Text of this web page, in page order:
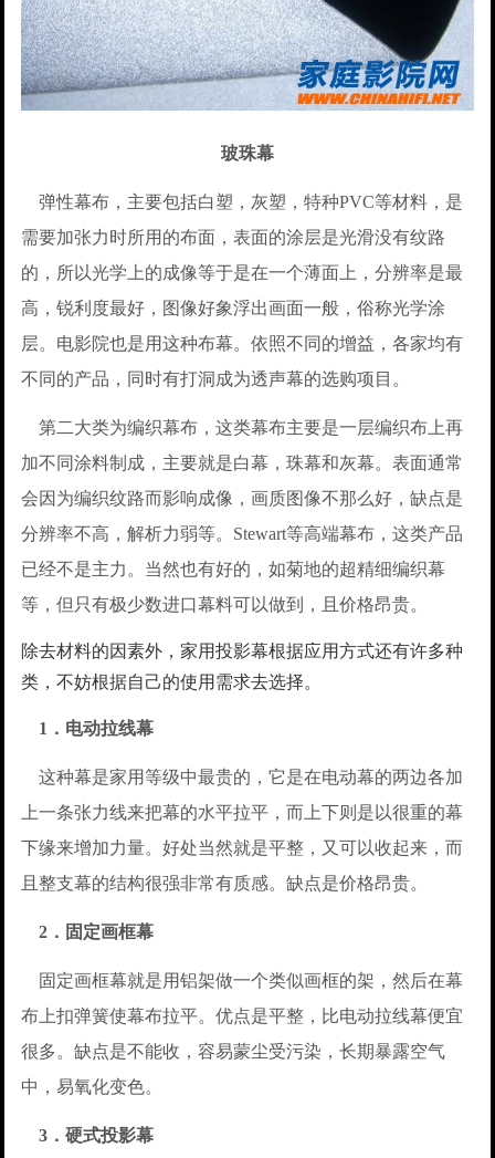
玻珠幕
弹性幕布，主要包括白塑，灰塑，特种PVC等材料，是
需要加张力时所用的布面，表面的涂层是光滑没有纹路
的，所以光学上的成像等于是在一个薄面上，分辨率是最
高，锐利度最好，图像好象浮出画面一般，俗称光学涂
层。电影院也是用这种布幕。依照不同的增益，各家均有
不同的产品，同时有打洞成为透声幕的选购项目。
第二大类为编织幕布，这类幕布主要是一层编织布上再
加不同涂料制成，主要就是白幕，珠幕和灰幕。表面通常
会因为编织纹路而影响成像，画质图像不那么好，缺点是
分辨率不高，解析力弱等。Stewart等高端幕布，这类产品
已经不是主力。当然也有好的，如菊地的超精细编织幕
等，但只有极少数进口幕料可以做到，且价格昂贵。
除去材料的因素外，家用投影幕根据应用方式还有许多种
类，不妨根据自己的使用需求去选择。
1．电动拉线幕
这种幕是家用等级中最贵的，它是在电动幕的两边各加
上一条张力线来把幕的水平拉平，而上下则是以很重的幕
下缘来增加力量。好处当然就是平整，又可以收起来，而
且整支幕的结构很强非常有质感。缺点是价格昂贵。
2．固定画框幕
固定画框幕就是用铝架做一个类似画框的架，然后在幕
布上扣弹簧使幕布拉平。优点是平整，比电动拉线幕便宜
很多。缺点是不能收，容易蒙尘受污染，长期暴露空气
中，易氧化变色。
3．硬式投影幕